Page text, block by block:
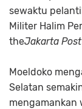
sewaktu
Militer Halim
theJakarta Post
Moeldoko
Selatan
mengamankan